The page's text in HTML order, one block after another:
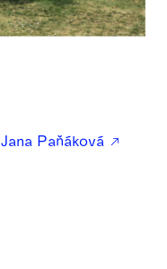
Jana Paňáková